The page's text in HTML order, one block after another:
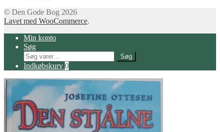
© Den Gode Bog 2026
Lavet med WooCommerce.
Min konto
Søg
Søg
efter:
Søg
Indkøbskurv 0